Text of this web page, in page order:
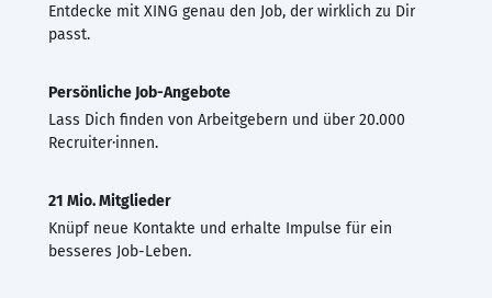
Entdecke mit XING genau den Job, der wirklich zu Dir
passt.
Persönliche Job-Angebote
Lass Dich finden von Arbeitgebern und über 20.000
Recruiter·innen.
21 Mio. Mitglieder
Knüpf neue Kontakte und erhalte Impulse für ein
besseres Job-Leben.